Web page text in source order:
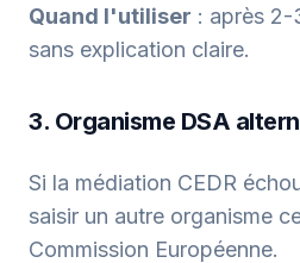
Quand l'utiliser : après 2-
sans explication claire.
3. Organisme DSA
Si la médiation CEDR
saisir un autre organisme
Commission Européenne.